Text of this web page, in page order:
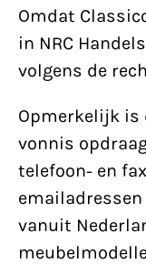
Omdat
in NRC
volgens de
Opmerkelijk is
vonnis
telefoon- en
vanuit